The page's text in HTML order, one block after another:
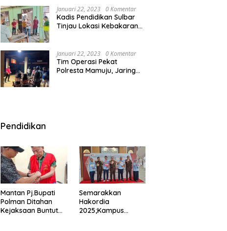
Januari 22, 2023 0 Komentar
Kadis Pendidikan Sulbar
Tinjau Lokasi Kebakaran
Januari 22, 2023 0 Komentar
Tim Operasi Pekat
Polresta Mamuju, Jaring
Pendidikan
Mantan Pj.Bupati
Polman Ditahan
Kejaksaan Buntut
Semarakkan
Hakordia
2025;Kampus